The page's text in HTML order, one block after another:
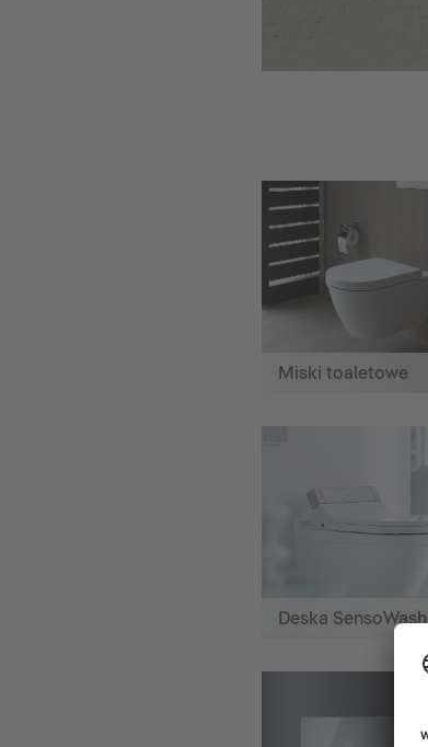
Miski toaletowe
Deska SensoWash